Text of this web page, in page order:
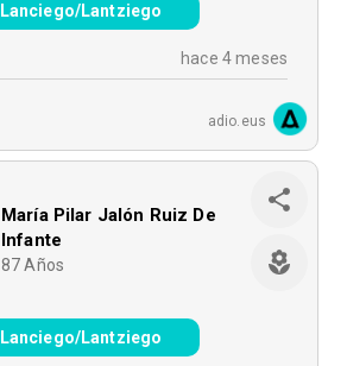
Lanciego/Lantziego
hace 4 meses
adio.eus
María Pilar Jalón Ruiz De
Infante
87 Años
Lanciego/Lantziego